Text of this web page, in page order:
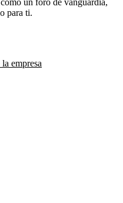
un foro de vanguardia,
para ti.
empresa